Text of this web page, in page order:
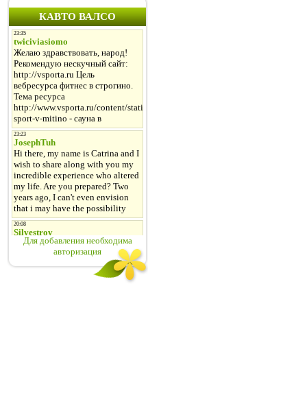
КАВТО ВАЛСО
Для добавления необходима
авторизация